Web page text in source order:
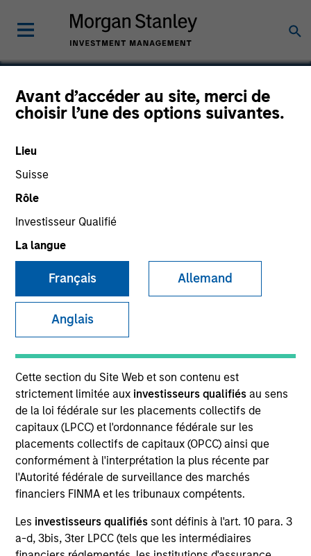
Avant d’accéder au site, merci de
choisir l’une des options suivantes.
Lieu
Suisse
Rôle
Investisseur Qualifié
La langue
Français Allemand
Anglais
Cette section du Site Web et son contenu est
strictement limitée aux investisseurs qualifiésau sens
de la loi fédérale sur les placements collectifs de
capitaux (LPCC) et l'ordonnance fédérale sur les
placements collectifs de capitaux (OPCC) ainsi que
conformément à l'interprétation la plus récente par
l'Autorité fédérale de surveillance des marchés
financiers FINMA et les tribunaux compétents.
Les investisseurs qualifiés sont définis à l'art. 10 para. 3
a-d, 3bis, 3ter LPCC (tels que les intermédiaires
XRI Blue
Energy
COUNTRY
United States
Invested on